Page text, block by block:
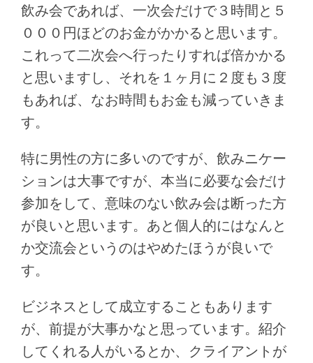
飲み会であれば、一次会だけで３時間と５
０００円ほどのお金がかかると思います。
これって二次会へ行ったりすれば倍かかる
と思いますし、それを１ヶ月に２度も３度
もあれば、なお時間もお金も減っていきま
す。
特に男性の方に多いのですが、飲みニケー
ションは大事ですが、本当に必要な会だけ
参加をして、意味のない飲み会は断った方
が良いと思います。あと個人的にはなんと
か交流会というのはやめたほうが良いで
す。
ビジネスとして成立することもあります
が、前提が大事かなと思っています。紹介
してくれる人がいるとか、クライアントが